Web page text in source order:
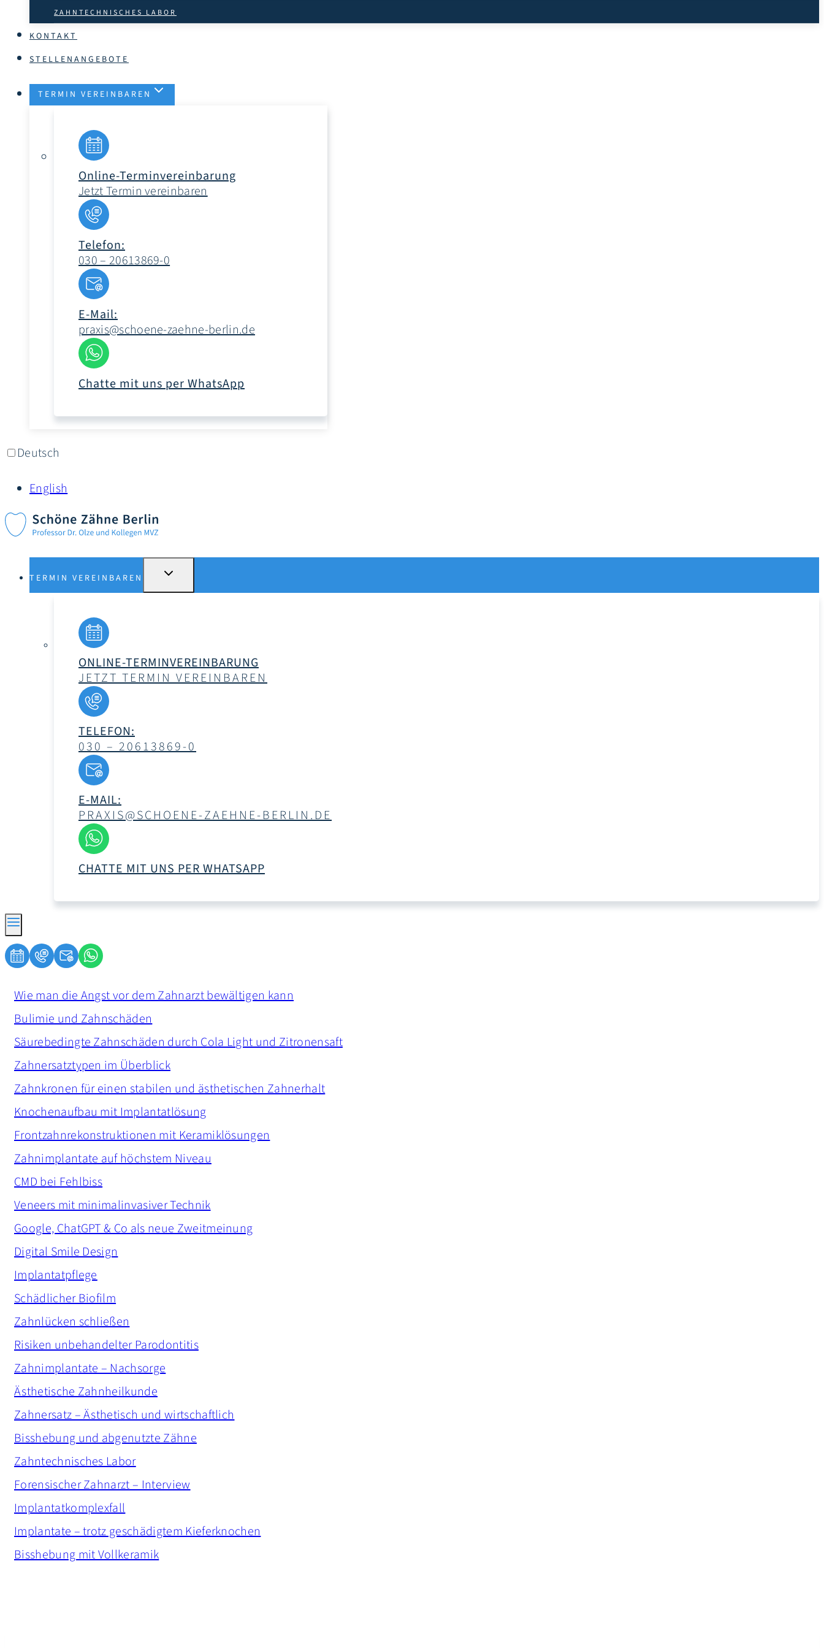
ZAHNTECHNISCHES LABOR
KONTAKT
STELLENANGEBOTE
TERMIN VEREINBAREN
Online-Terminvereinbarung
Jetzt Termin vereinbaren
Telefon:
030 – 20613869-0
E-Mail:
praxis@schoene-zaehne-berlin.de
Chatte mit uns per WhatsApp
Deutsch
English
TERMIN VEREINBAREN
UNTERMENÜ
ONLINE-TERMINVEREINBARUNG
JETZT TERMIN VEREINBAREN
TELEFON:
030 – 20613869-0
E-MAIL:
PRAXIS@SCHOENE-ZAEHNE-BERLIN.DE
CHATTE MIT UNS PER WHATSAPP
Wie man die Angst vor dem Zahnarzt bewältigen kann
Bulimie und Zahnschäden
Säurebedingte Zahnschäden durch Cola Light und Zitronensaft
Zahnersatztypen im Überblick
Zahnkronen für einen stabilen und ästhetischen Zahnerhalt
Knochenaufbau mit Implantatlösung
Frontzahnrekonstruktionen mit Keramiklösungen
Zahnimplantate auf höchstem Niveau
CMD bei Fehlbiss
Veneers mit minimalinvasiver Technik
Google, ChatGPT & Co als neue Zweitmeinung
Digital Smile Design
Implantatpflege
Schädlicher Biofilm
Zahnlücken schließen
Risiken unbehandelter Parodontitis
Zahnimplantate – Nachsorge
Ästhetische Zahnheilkunde
Zahnersatz – Ästhetisch und wirtschaftlich
Bisshebung und abgenutzte Zähne
Zahntechnisches Labor
Forensischer Zahnarzt – Interview
Implantatkomplexfall
Implantate – trotz geschädigtem Kieferknochen
Bisshebung mit Vollkeramik